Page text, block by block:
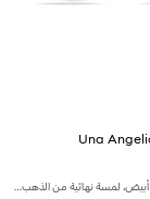
قطع الوسادة، لون أبيض، لمسة نهائية من الذهب عيار 18 قيراط